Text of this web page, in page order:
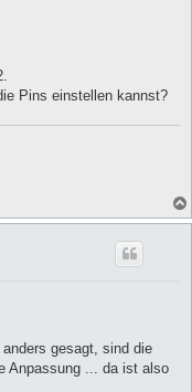
Pins einstellen kannst?
gesagt, sind die
Anpassung ... da ist also